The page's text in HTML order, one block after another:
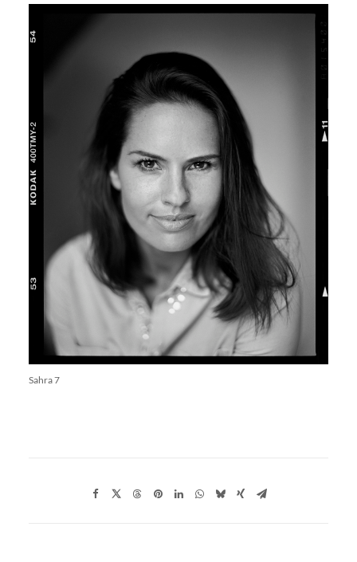
Sahra 7